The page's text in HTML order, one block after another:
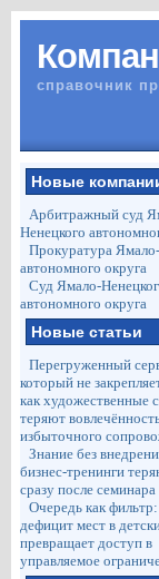
справочник
Новые
Арбитражный суд
Ненецкого
Прокуратура
автономного округа
Суд Ямало-
автономного округа
Новые статьи
Перегруженный
который не
как художественные
теряют
избыточного
Знание без
бизнес-тренинги
сразу после семинара
Очередь как фильтр:
дефицит мест в
превращает доступ в
управляемое